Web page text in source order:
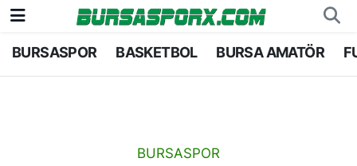
BURSASPOR BASKETBOL BURSA AMATÖR
BURSASPOR
Bursaspor
Bursa Nöbetçi Eczaneler